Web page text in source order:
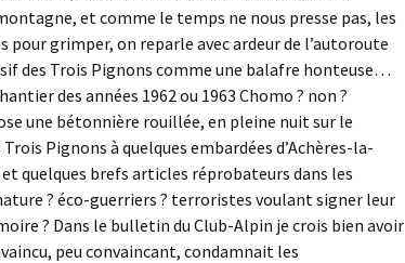
et comme le temps ne nous presse pas, les
grimper, on reparle avec ardeur de l’autoroute
des Trois Pignons comme une balafre honteuse…
des années 1962 ou 1963 Chomo ? non ?
une bétonnière rouillée, en pleine nuit sur le
Pignons à quelques embardées d’Achères-la-
quelques brefs articles réprobateurs dans les
? éco-guerriers ? terroristes voulant signer leur
? Dans le bulletin du Club-Alpin je crois bien avoir
peu convaincant, condamnait les